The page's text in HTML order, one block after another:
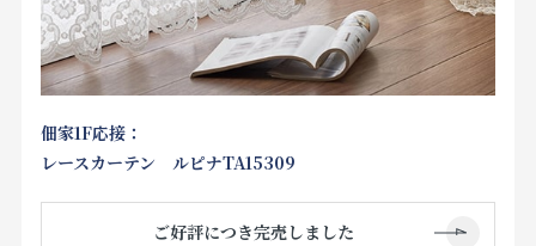
佃家1F応接：
レースカーテン ルピナTA15309
ご好評につき完売しました